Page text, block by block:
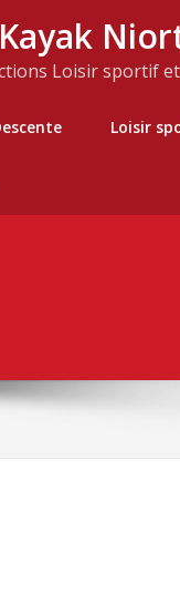
Loisir sportif
Loisir